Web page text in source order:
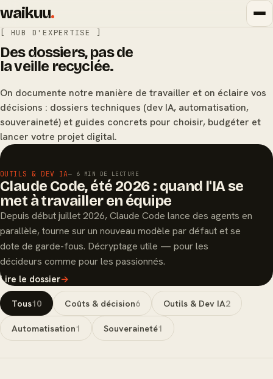
waikuu.
[ HUB D'EXPERTISE ]
Des dossiers, pas de
la veille recyclée.
On documente notre manière de travailler et on éclaire vos
décisions : dossiers techniques (dev IA, automatisation,
souveraineté) et guides concrets pour choisir, budgéter et
lancer votre projet digital.
OUTILS & DEV IA— 6 MIN DE LECTURE
Claude Code, été 2026 : quand l'IA se
met à travailler en équipe
Depuis début juillet 2026, Claude Code lance des agents en
parallèle, tourne sur un nouveau modèle par défaut et se
dote de garde-fous. Décryptage utile — pour les
décideurs comme pour les passionnés.
Lire le dossier→
Tous10 Coûts & décision6 Outils & Dev IA2
Automatisation1 Souveraineté1